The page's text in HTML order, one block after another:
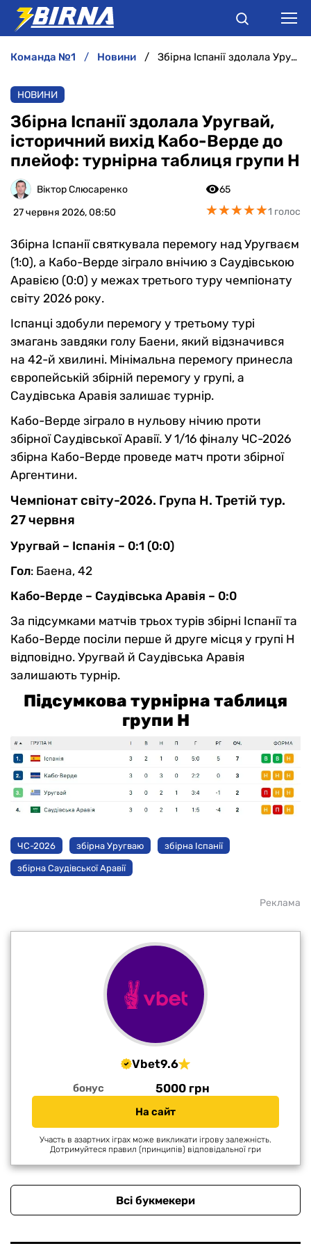
АНАЛІТИКА
ІНТЕРВ'Ю
РІЗНЕ
БУКМЕКЕРИ
команда №1 новини Збірна Іспанії здолала Уругвай, історичний вихід Кабо-Верде до плейоф: турнірна таблиця групи Н
НОВИНИ
Збірна Іспанії здолала Уругвай,
історичний вихід Кабо-Верде до
плейоф: турнірна таблиця групи Н
Віктор Слюсаренко
27 червня 2026, 08:50
65
★★★★★
★★★★★1 голос
Збірна Іспанії святкувала перемогу над Уругваєм
(1:0), а Кабо-Верде зіграло внічию з Саудівською
Аравією (0:0) у межах третього туру чемпіонату
світу 2026 року.
Іспанці здобули перемогу у третьому турі
змагань завдяки голу Баени, який відзначився
на 42-й хвилині. Мінімальна перемогу принесла
європейській збірній перемогу у групі, а
Саудівська Аравія залишає турнір.
Кабо-Верде зіграло в нульову нічию проти
збірної Саудівської Аравії. У 1/16 фіналу ЧС-2026
збірна Кабо-Верде проведе матч проти збірної
Аргентини.
Чемпіонат світу-2026. Група Н. Третій тур.
27 червня
Уругвай – Іспанія – 0:1 (0:0)
Гол: Баена, 42
Кабо-Верде – Саудівська Аравія – 0:0
За підсумками матчів трьох турів збірні Іспанії та
Кабо-Верде посіли перше й друге місця у групі Н
відповідно. Уругвай й Саудівська Аравія
залишають турнір.
Підсумкова турнірна таблиця
групи Н
ЧС-2026 збірна Уругваю збірна Іспанії
збірна Саудівської Аравії
Реклама
Vbet9.6
бонус 5000 грн
На сайт
Участь в азартних іграх може викликати ігрову залежність.
Дотримуйтеся правил (принципів) відповідальної гри
Всі букмекери